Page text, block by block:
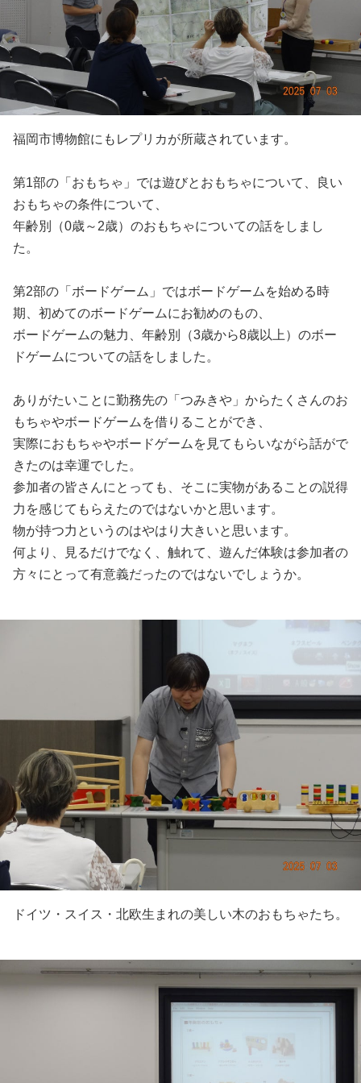
福岡市博物館にもレプリカが所蔵されています。
第1部の「おもちゃ」では遊びとおもちゃについて、良い
おもちゃの条件について、
年齢別（0歳～2歳）のおもちゃについての話をしまし
た。
第2部の「ボードゲーム」ではボードゲームを始める時
期、初めてのボードゲームにお勧めのもの、
ボードゲームの魅力、年齢別（3歳から8歳以上）のボー
ドゲームについての話をしました。
ありがたいことに勤務先の「つみきや」からたくさんのお
もちゃやボードゲームを借りることができ、
実際におもちゃやボードゲームを見てもらいながら話がで
きたのは幸運でした。
参加者の皆さんにとっても、そこに実物があることの説得
力を感じてもらえたのではないかと思います。
物が持つ力というのはやはり大きいと思います。
何より、見るだけでなく、触れて、遊んだ体験は参加者の
方々にとって有意義だったのではないでしょうか。
ドイツ・スイス・北欧生まれの美しい木のおもちゃたち。